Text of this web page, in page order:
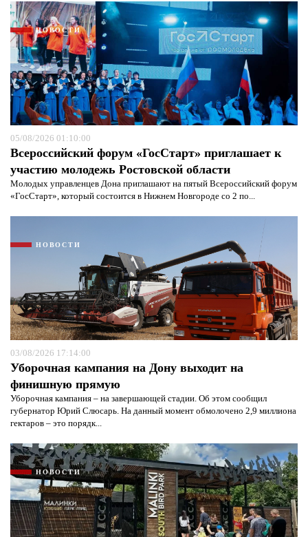
НОВОСТИ
05/08/2026 01:10:00
Всероссийский форум «ГосСтарт» приглашает к
участию молодежь Ростовской области
Молодых управленцев Дона приглашают на пятый Всероссийский форум
«ГосСтарт», который состоится в Нижнем Новгороде со 2 по...
НОВОСТИ
03/08/2026 17:14:00
Уборочная кампания на Дону выходит на
финишную прямую
Уборочная кампания – на завершающей стадии. Об этом сообщил
губернатор Юрий Слюсарь. На данный момент обмолочено 2,9 миллиона
гектаров – это порядк...
НОВОСТИ
Я согласен сполитикой конфиденциальности и
защиты информации*